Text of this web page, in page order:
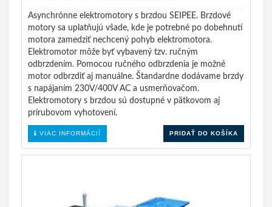
Asynchrónne elektromotory s brzdou SEIPEE. Brzdové
motory sa uplatňujú všade, kde je potrebné po dobehnutí
motora zamedziť nechcený pohyb elektromotora.
Elektromotor môže byť vybavený tzv. ručným
odbrzdením. Pomocou ručného odbrzdenia je možné
motor odbrzdiť aj manuálne. Štandardne dodávame brzdy
s napájaním 230V/400V AC a usmerňovačom.
Elektromotory s brzdou sú dostupné v pätkovom aj
prírubovom vyhotovení.
VIAC INFORMÁCIÍ PRIDAŤ DO KOŠÍKA